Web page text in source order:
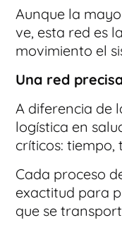
Aunque la
ve, esta red es
movimiento el
Una red
A diferencia de
logística en
críticos:
Cada proceso
exactitud para
que se